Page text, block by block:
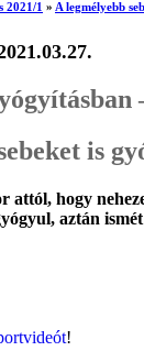
2021/1 » A legmélyebb
is
attól, hogy
aztán
!